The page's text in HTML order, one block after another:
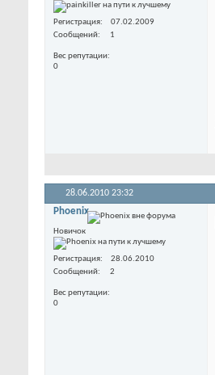
Регистрация
07.02.2009
Сообщений
1
Вес репутации
0
28.06.2010 23:32
Phoenix
Новичок
Регистрация
28.06.2010
Сообщений
2
Вес репутации
0